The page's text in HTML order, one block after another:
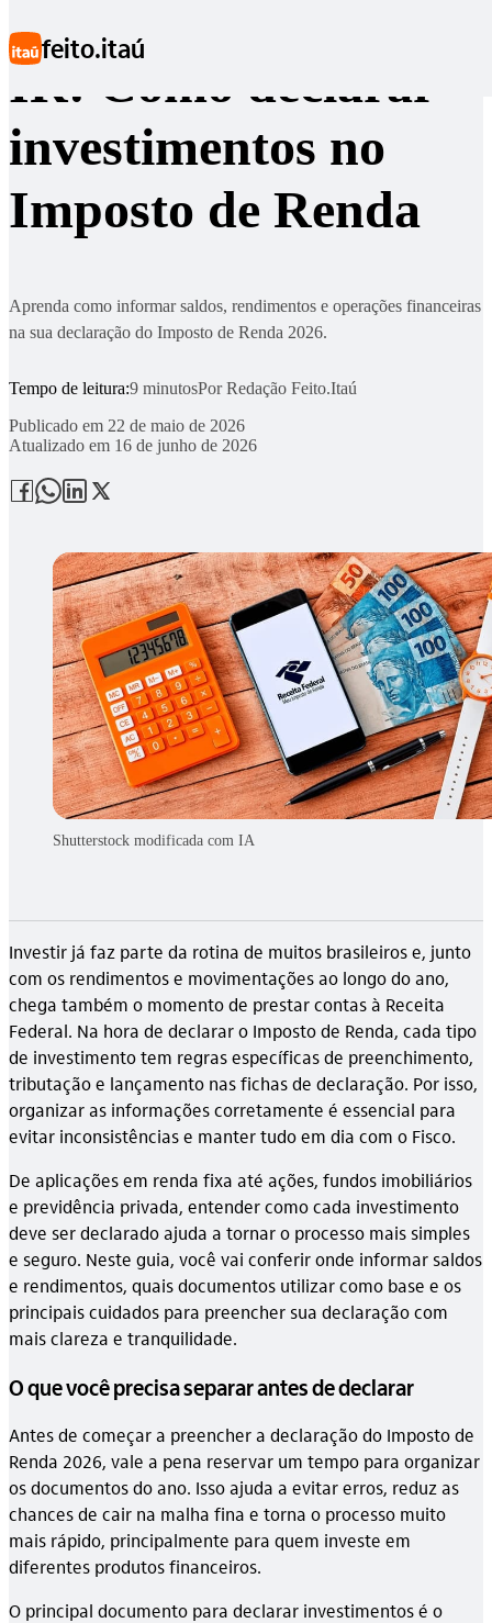
feito.itaú
IR: Como declarar
investimentos no
Imposto de Renda
Aprenda como informar saldos, rendimentos e operações financeiras
na sua declaração do Imposto de Renda 2026.
Tempo de leitura:9 minutosPorRedação Feito.Itaú
Publicado em 22 de maio de 2026
Atualizado em 16 de junho de 2026
Shutterstock modificada com IA
Investir já faz parte da rotina de muitos brasileiros e, junto
com os rendimentos e movimentações ao longo do ano,
chega também o momento de prestar contas à Receita
Federal. Na hora de declarar o Imposto de Renda, cada tipo
de investimento tem regras específicas de preenchimento,
tributação e lançamento nas fichas de declaração. Por isso,
organizar as informações corretamente é essencial para
evitar inconsistências e manter tudo em dia com o Fisco.
De aplicações em renda fixa até ações, fundos imobiliários
e previdência privada, entender como cada investimento
deve ser declarado ajuda a tornar o processo mais simples
e seguro. Neste guia, você vai conferir onde informar saldos
e rendimentos, quais documentos utilizar como base e os
principais cuidados para preencher sua declaração com
mais clareza e tranquilidade.
O que você precisa separar antes de declarar
Antes de começar a preencher a declaração do Imposto de
Renda 2026, vale a pena reservar um tempo para organizar
os documentos do ano. Isso ajuda a evitar erros, reduz as
chances de cair na malha fina e torna o processo muito
mais rápido, principalmente para quem investe em
diferentes produtos financeiros.
O principal documento para declarar investimentos é o